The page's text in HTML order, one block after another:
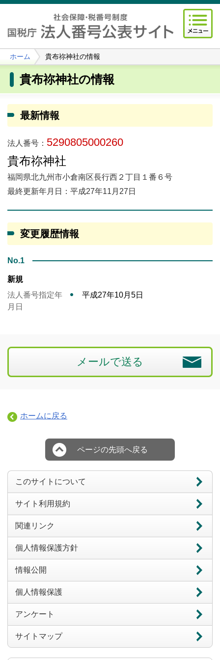
ホーム 貴布祢神社の情報
貴布祢神社の情報
最新情報
法人番号： 5290805000260
貴布祢神社
福岡県北九州市小倉南区長行西２丁目１番６号
最終更新年月日：平成27年11月27日
変更履歴情報
No.1
新規
法人番号指定年
月日
平成27年10月5日
メールで送る
ホームに戻る
ページの先頭へ戻る
このサイトについて
サイト利用規約
関連リンク
個人情報保護方針
情報公開
個人情報保護
アンケート
サイトマップ